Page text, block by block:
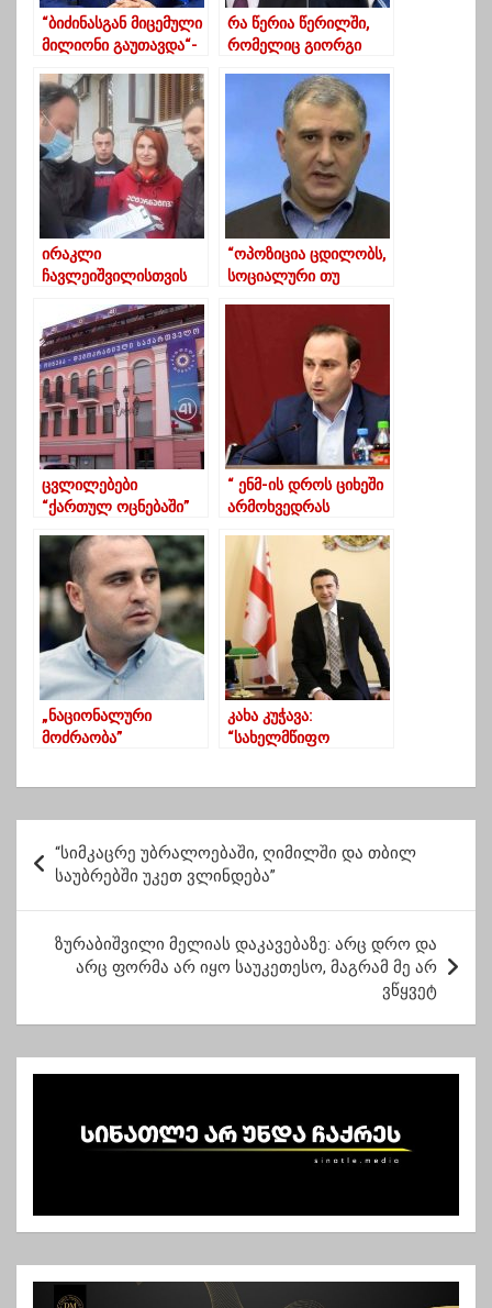
“ბიძინასგან მიცემული
მილიონი გაუთავდა“-
ხუხაშვილზე
რა წერია წერილში,
რომელიც გიორგი
პრეზიდენტს მისწერა
ირაკლი
ჩავლეიშვილისთვის
მიყენების ფაქტზე
შინაგან საქმეთა
სამინისტრომ ერთი
პირი დააკავა
“ოპოზიცია ცდილობს,
სოციალური თუ
საპროტესტო მუხტით
ხელი მოითბოს”
ცვლილებები
“ქართულ ოცნებაში”
“ ენმ-ის დროს ციხეში
არმოხვედრას
მელია ციხიდან არ
გამოდის”
„ნაციონალური
მოძრაობა”
ხვიჩიას
კახა კუჭავა:
“სახელმწიფო
უსაფრთხოება”
ო
ს
ა
ა
ც
“სიმკაცრე უბრალოებაში, ღიმილში და თბილ
საუბრებში უკეთ ვლინდება”
ზურაბიშვილი მელიას დაკავებაზე: არც დრო და
არც ფორმა არ იყო საუკეთესო, მაგრამ მე არ
ვწყვეტ